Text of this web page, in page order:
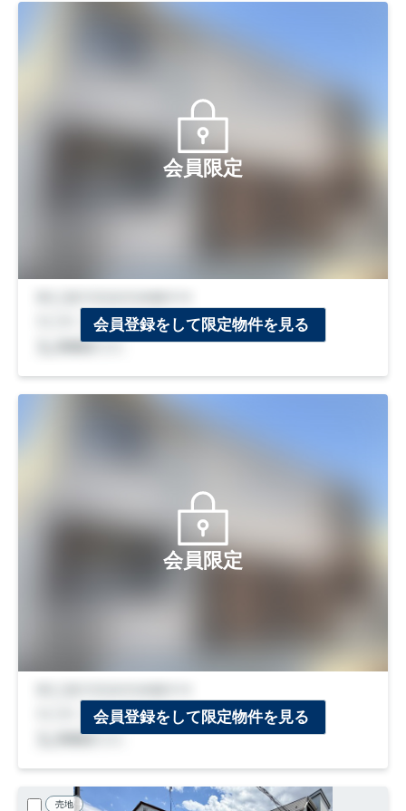
会員限定
会員登録をして限定物件を見る
会員限定
会員登録をして限定物件を見る
売地